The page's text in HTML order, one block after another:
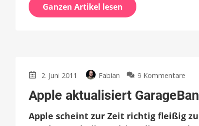
Ganzen Artikel lesen
2. Juni 2011 Fabian 9 Kommentare
und
Apple aktualisiert
Apple scheint zur Zeit richtig fleißig